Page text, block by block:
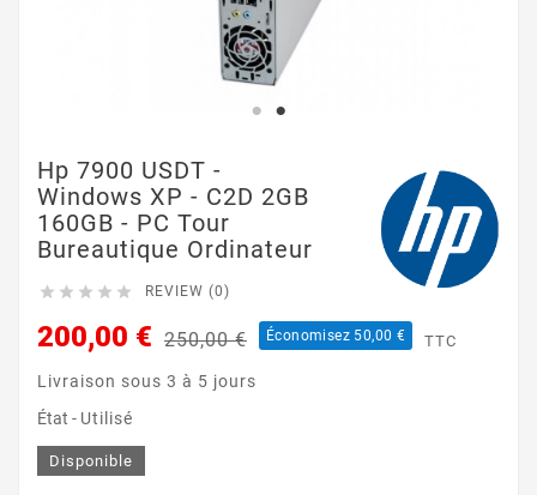
Hp 7900 USDT -
Windows XP - C2D 2GB
160GB - PC Tour
Bureautique Ordinateur
     REVIEW (0)
200,00 € 250,00 € Économisez 50,00 € TTC
Livraison sous 3 à 5 jours
État - Utilisé
Disponible